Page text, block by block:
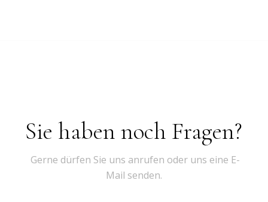
Sie haben noch Fragen?
Gerne dürfen Sie uns anrufen oder uns eine E-
Mail senden.